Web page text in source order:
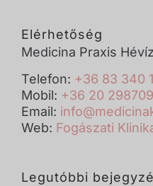
Elérhetőség
Medicina Praxis
Telefon: +36 83 340
Mobil: +36 20
Email:
Web: Fogászati
Legutóbbi